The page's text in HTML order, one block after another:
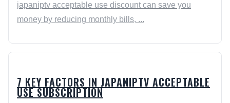
japaniptv acceptable use discount can save you
money by reducing monthly bills, ...
7 KEY FACTORS IN JAPANIPTV ACCEPTABLE
USE SUBSCRIPTION